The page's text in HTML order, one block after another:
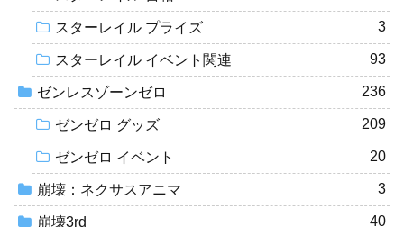
スターレイル プライズ 3
スターレイル イベント関連 93
ゼンレスゾーンゼロ 236
ゼンゼロ グッズ 209
ゼンゼロ イベント 20
崩壊：ネクサスアニマ 3
崩壊3rd 40